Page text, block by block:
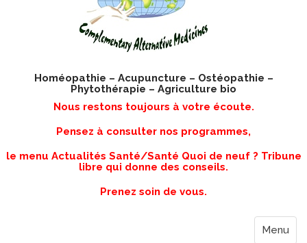
Homéopathie – Acupuncture – Ostéopathie –
Phytothérapie – Agriculture bio
Nous restons toujours à votre écoute.
Pensez à consulter nos programmes,
le menu Actualités Santé/Santé Quoi de neuf ? Tribune
libre qui donne des conseils.
Prenez soin de vous.
Menu